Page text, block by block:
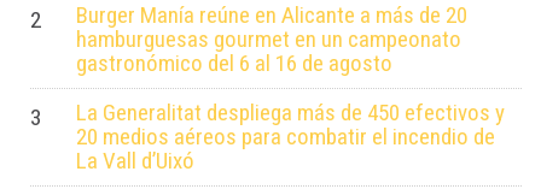
2
Burger Manía reúne en Alicante a más de 20
hamburguesas gourmet en un campeonato
gastronómico del 6 al 16 de agosto
3
La Generalitat despliega más de 450 efectivos y
20 medios aéreos para combatir el incendio de
La Vall d’Uixó